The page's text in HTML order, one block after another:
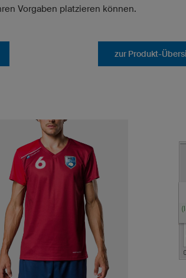
Vorgaben platzieren können.
zur Produkt-